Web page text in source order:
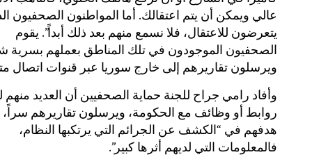
عالي ويمكن أن يتم اعتقالك. أما المواطنون الصحفيون
يتعرضون للاعتقال، فلا نسمع منهم بعد ذلك أبداً”. يقوم
الصحفيون الموجودون في تلك المناطق بعملهم بسرية
ويرسلون تقاريرهم إلى خارج سوريا عبر قنوات اتصال
وأفاد رامي جراح للجنة حماية الصحفيين أن العديد منهم
روابط أو وظائف مع الحكومة، ويرسلون تقاريرهم سراً،
هدفهم في “الكشف عن الجرائم التي يرتكبها النظام،
فالمعلومات التي لديهم أثرها كبير”.